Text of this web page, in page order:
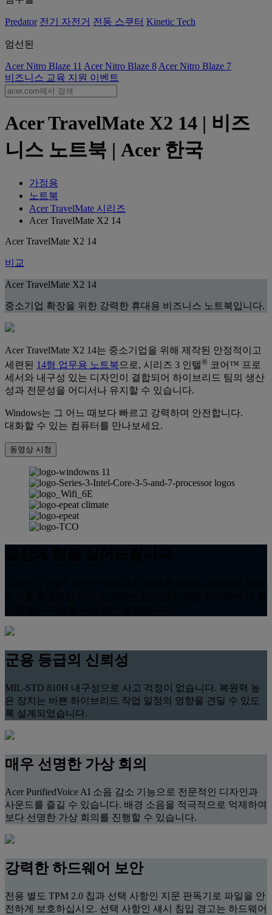
Predator 전기 자전거 전동 스쿠터 Kinetic Tech
엄선된
Acer Nitro Blaze 11 Acer Nitro Blaze 8 Acer Nitro Blaze 7
비즈니스 교육 지원 이벤트
Acer TravelMate X2 14 | 비즈
니스 노트북 | Acer 한국
가정용
노트북
Acer TravelMate 시리즈
Acer TravelMate X2 14
Acer TravelMate X2 14
비교
Acer TravelMate X2 14
중소기업 확장을 위한 강력한 휴대용 비즈니스 노트북입니다.
Acer TravelMate X2 14는 중소기업을 위해 제작된 안정적이고
세련된 14형 업무용 노트북으로, 시리즈 3 인텔® 코어™ 프로
세서와 내구성 있는 디자인이 결합되어 하이브리드 팀의 생산
성과 전문성을 어디서나 유지할 수 있습니다.
Windows는 그 어느 때보다 빠르고 강력하며 안전합니다.
대화할 수 있는 컴퓨터를 만나보세요.
동영상 시청
군용 등급의 신뢰성
MIL-STD 810H 내구성으로 사고 걱정이 없습니다. 복원력 높
은 장치는 바쁜 하이브리드 작업 일정의 영향을 견딜 수 있도
록 설계되었습니다.
매우 선명한 가상 회의
Acer PurifiedVoice AI 소음 감소 기능으로 전문적인 디자인과
사운드를 즐길 수 있습니다. 배경 소음을 적극적으로 억제하여
보다 선명한 가상 회의를 진행할 수 있습니다.
강력한 하드웨어 보안
전용 별도 TPM 2.0 칩과 선택 사항인 지문 판독기로 파일을 안
전하게 보호하십시오. 선택 사항인 섀시 침입 경고는 하드웨어